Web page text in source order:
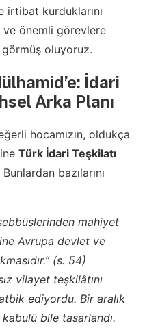
irtibat kurduklarını
ve önemli görevlere
oluyoruz.
İdari
Arka Planı
hocamızın, oldukça
Türk İdari Teşkilatı
bazılarını
mahiyet
Avrupa devlet ve
(s. 54)
vilayet teşkilâtını
ediyordu. Bir aralık
kabulü bile tasarlandı.